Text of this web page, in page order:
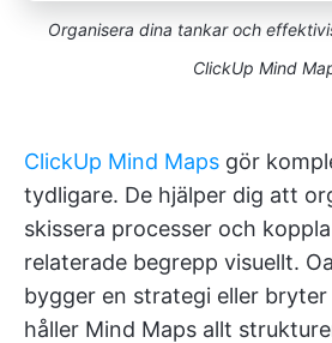
Organisera dina tankar och
ClickUp Mind
ClickUp Mind Maps gör
tydligare. De hjälper dig att
skissera processer och
relaterade begrepp visuellt.
bygger en strategi eller
håller Mind Maps allt